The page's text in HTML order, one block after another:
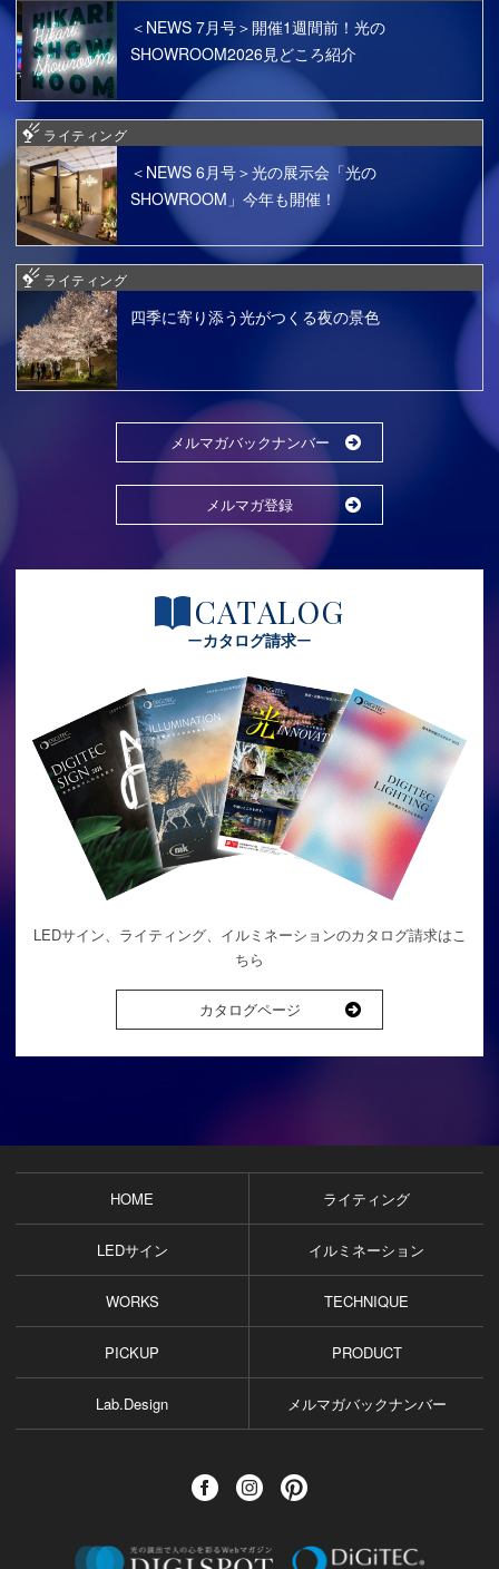
＜NEWS 7月号＞開催1週間前！光の
SHOWROOM2026見どころ紹介
ライティング
＜NEWS 6月号＞光の展示会「光の
SHOWROOM」今年も開催！
ライティング
四季に寄り添う光がつくる夜の景色
メルマガバックナンバー
メルマガ登録
CATALOG
カタログ請求
LEDサイン、ライティング、イルミネーションのカタログ請求はこ
ちら
カタログページ
HOME ライティング
LEDサイン イルミネーション
WORKS TECHNIQUE
PICKUP PRODUCT
Lab.Design メルマガバックナンバー